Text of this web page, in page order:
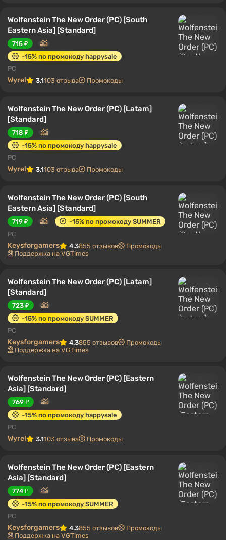
Wolfenstein The New Order (PC) [South
Eastern Asia] [Standard]
715 ₽
-15% по промокоду happysale
PC
Wyrel 3.1103 отзыва Промокоды
Wolfenstein The New Order (PC) [Latam]
[Standard]
718 ₽
-15% по промокоду happysale
PC
Wyrel 3.1103 отзыва Промокоды
Wolfenstein The New Order (PC) [South
Eastern Asia] [Standard]
719 ₽
-15% по промокоду SUMMER
PC
Keysforgamers 4.3855 отзывов
Промокоды
Поддержка на VGTimes
Wolfenstein The New Order (PC) [Latam]
[Standard]
723 ₽
-15% по промокоду SUMMER
PC
Keysforgamers 4.3855 отзывов
Промокоды
Поддержка на VGTimes
Wolfenstein The New Order (PC) [Eastern
Asia] [Standard]
769 ₽
-15% по промокоду happysale
PC
Wyrel 3.1103 отзыва Промокоды
Wolfenstein The New Order (PC) [Eastern
Asia] [Standard]
774 ₽
-15% по промокоду SUMMER
PC
Keysforgamers 4.3855 отзывов
Промокоды
Поддержка на VGTimes